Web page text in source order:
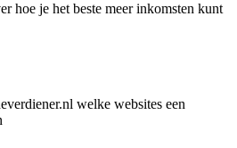
hoe je het beste meer inkomsten kunt
welke websites een